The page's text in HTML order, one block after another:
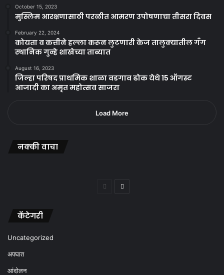
October 15, 2023
मुस्लिम आरक्षणासाठी परळीत आमरण उपोषणाचा तीसरा दिवस
February 22, 2024
कोयता व कत्तीने हल्ला करून लुटणारी केज तालुक्यातील गँग
स्थानिक गुन्हे शाखेच्या ताब्यात
August 16, 2023
जिल्हा परिषद प्राथमिक शाळा वडगाव ढोक येथे 15 ऑगस्ट
आजादी का अमृत महोत्सव साजरा
Load More
नक्की वाचा
PreviousNext
कॅटेगरी
Uncategorized
अपघात
आंदोलन